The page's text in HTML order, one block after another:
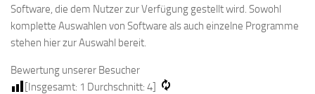
Software, die dem Nutzer zur Verfügung gestellt wird. Sowohl
komplette Auswahlen von Software als auch einzelne Programme
stehen hier zur Auswahl bereit.
Bewertung unserer Besucher
[Insgesamt: 1 Durchschnitt: 4]